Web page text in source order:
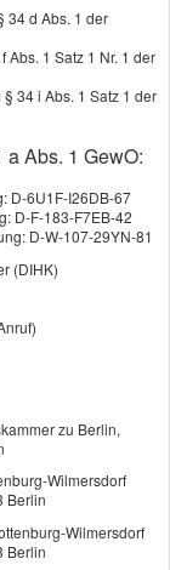
und die
vereinbarte
34 d Abs. 1 der
1 Satz 1 Nr. 1 der
34 i Abs. 1 Satz 1 der
Abs. 1 GewO:
D-6U1F-I26DB-67
D-F-183-F7EB-42
D-W-107-29YN-81
(DIHK)
zu Berlin,
Wilmersdorf
Berlin
Wilmersdorf
Berlin